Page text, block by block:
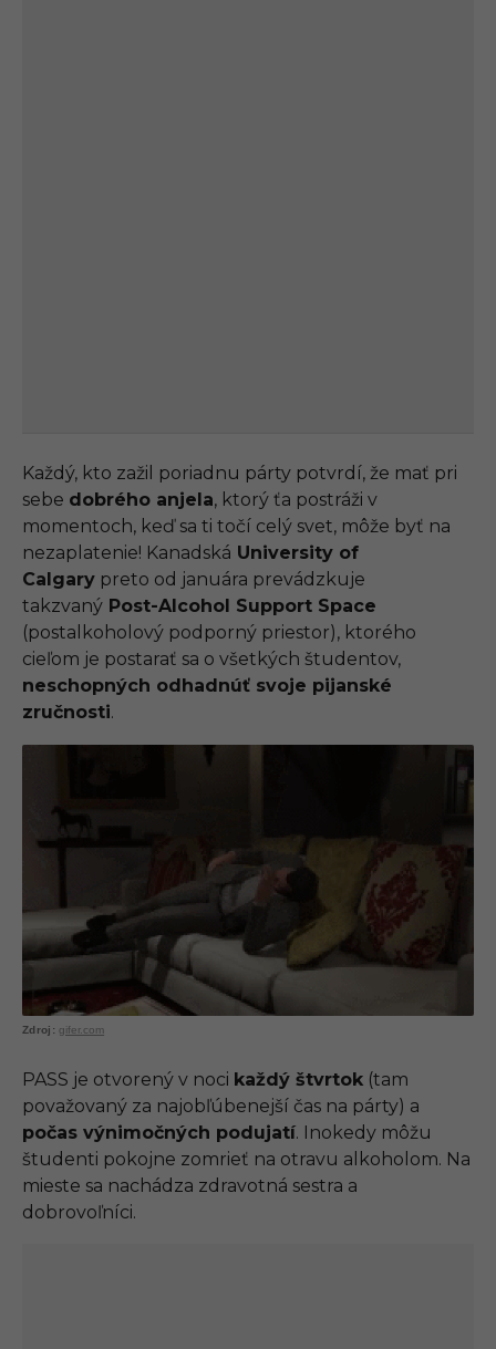
Každý, kto zažil poriadnu párty potvrdí, že mať pri
sebe dobrého anjela, ktorý ťa postráži v
momentoch, keď sa ti točí celý svet, môže byť na
nezaplatenie! Kanadská University of
Calgary preto od januára prevádzkuje
takzvaný Post-Alcohol Support Space
(postalkoholový podporný priestor), ktorého
cieľom je postarať sa o všetkých študentov,
neschopných odhadnúť svoje pijanské
zručnosti.
gifer.com
PASS je otvorený v noci každý štvrtok (tam
považovaný za najobľúbenejší čas na párty) a
počas výnimočných podujatí. Inokedy môžu
študenti pokojne zomrieť na otravu alkoholom. Na
mieste sa nachádza zdravotná sestra a
dobrovoľníci.